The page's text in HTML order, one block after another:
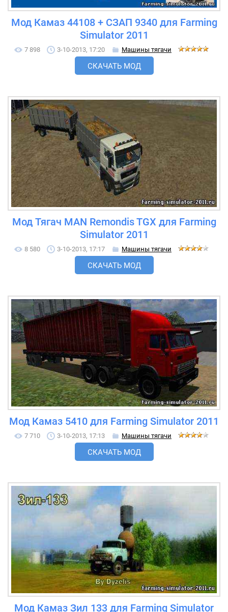
Мод Камаз 44108 + СЗАП 9340 для Farming
Simulator 2011
7 898 3-10-2013, 17:20 Машины тягачи
СКАЧАТЬ МОД
Мод Тягач MAN Remondis TGX для Farming
Simulator 2011
8 580 3-10-2013, 17:17 Машины тягачи
СКАЧАТЬ МОД
Мод Камаз 5410 для Farming Simulator 2011
7 710 3-10-2013, 17:13 Машины тягачи
СКАЧАТЬ МОД
Мод Камаз Зил 133 для Farming Simulator